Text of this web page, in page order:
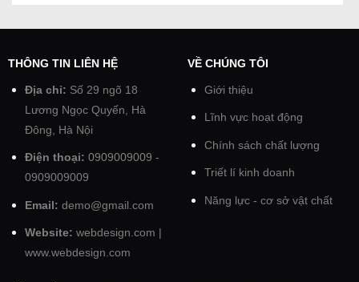
THÔNG TIN LIÊN HỆ
Địa chỉ: Số 29 ngõ 18
Lương Ngọc Quyến, Hà
Đông, Hà Nội
Điện thoại: 0909009009 -
0909009009
Email: demo@gmail.com
Website: webdesign.com
www.webdesign.com
VỀ CHÚNG TÔI
Giới thiệu
Lĩnh vực hoạt động
Chính sách chất lượng
Triết lí kinh doanh
Năng lực - cơ sở vật chất